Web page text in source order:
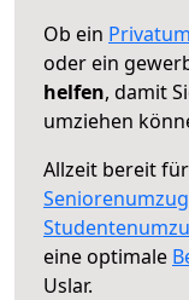
Ob ein
oder ein
helfen, damit
umziehen
Allzeit bereit
Seniorenumzug
eine optimale
Uslar.